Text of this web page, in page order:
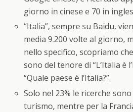
giorno in cinese e 70 in
“Italia”, sempre su Baidu,
media 9.200 volte al giorno,
nello specifico, scopriamo
sono del tenore di “L’Italia è
“Quale paese è l’Italia?”.
Solo nel 23% le ricerche
turismo, mentre per la